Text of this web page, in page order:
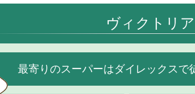
ヴィクトリ
最寄りのスーパーはダイレックスで